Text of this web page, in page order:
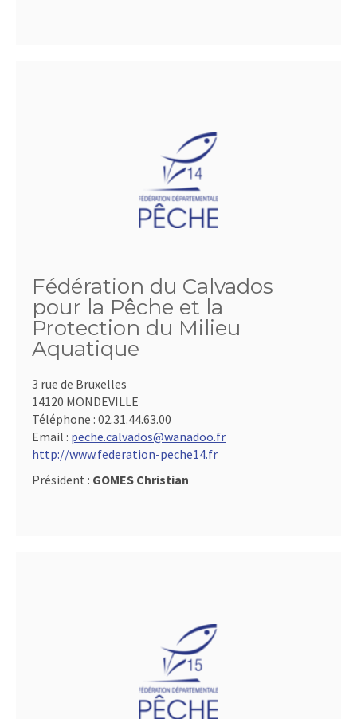
Fédération du Calvados
pour la Pêche et la
Protection du Milieu
Aquatique
3 rue de Bruxelles
14120 MONDEVILLE
Téléphone : 02.31.44.63.00
Email : peche.calvados@wanadoo.fr
http://www.federation-peche14.fr
Président : GOMES Christian